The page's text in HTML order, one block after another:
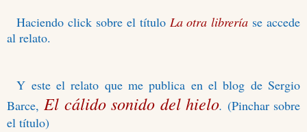
Haciendo click sobre el título La otra librería se accede
al relato.
Y este el relato que me publica en el blog de Sergio
Barce,El cálido sonido del hielo. (Pinchar sobre
el título)